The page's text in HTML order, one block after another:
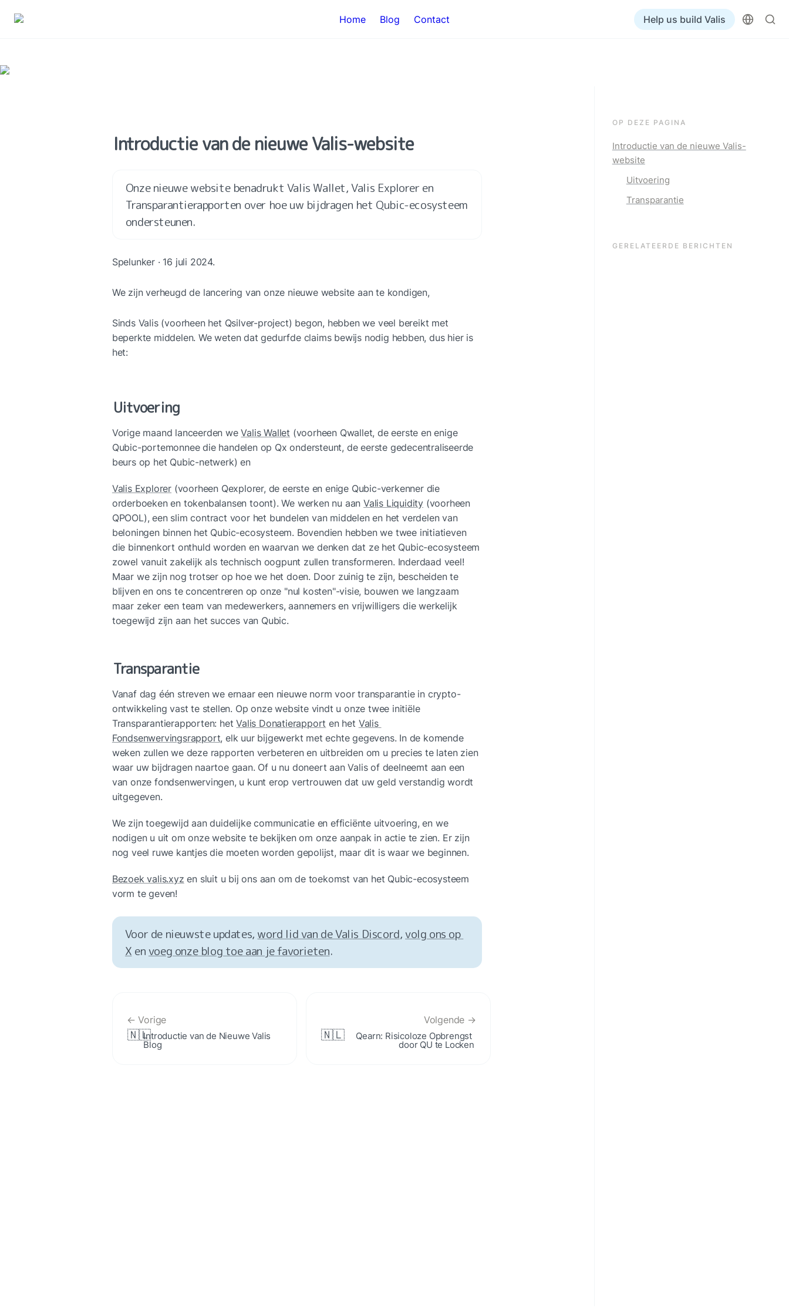
Home Blog Contact Help us build Valis
Introductie van de nieuwe Valis-website
Onze nieuwe website benadrukt Valis Wallet, Valis Explorer en
Transparantierapporten over hoe uw bijdragen het Qubic-ecosysteem
ondersteunen.
Spelunker · 16 juli 2024.
We zijn verheugd de lancering van onze nieuwe website aan te kondigen,
Sinds Valis (voorheen het Qsilver-project) begon, hebben we veel bereikt met
beperkte middelen. We weten dat gedurfde claims bewijs nodig hebben, dus hier is
het:
Uitvoering
Vorige maand lanceerden we Valis Wallet (voorheen Qwallet, de eerste en enige
Qubic-portemonnee die handelen op Qx ondersteunt, de eerste gedecentraliseerde
beurs op het Qubic-netwerk) en
Valis Explorer (voorheen Qexplorer, de eerste en enige Qubic-verkenner die
orderboeken en tokenbalansen toont). We werken nu aan Valis Liquidity (voorheen
QPOOL), een slim contract voor het bundelen van middelen en het verdelen van
beloningen binnen het Qubic-ecosysteem. Bovendien hebben we twee initiatieven
die binnenkort onthuld worden en waarvan we denken dat ze het Qubic-ecosysteem
zowel vanuit zakelijk als technisch oogpunt zullen transformeren. Inderdaad veel!
Maar we zijn nog trotser op hoe we het doen. Door zuinig te zijn, bescheiden te
blijven en ons te concentreren op onze "nul kosten"-visie, bouwen we langzaam
maar zeker een team van medewerkers, aannemers en vrijwilligers die werkelijk
toegewijd zijn aan het succes van Qubic.
Transparantie
Vanaf dag één streven we ernaar een nieuwe norm voor transparantie in crypto-
ontwikkeling vast te stellen. Op onze website vindt u onze twee initiële
Transparantierapporten: het Valis Donatierapport en het Valis
Fondsenwervingsrapport, elk uur bijgewerkt met echte gegevens. In de komende
weken zullen we deze rapporten verbeteren en uitbreiden om u precies te laten zien
waar uw bijdragen naartoe gaan. Of u nu doneert aan Valis of deelneemt aan een
van onze fondsenwervingen, u kunt erop vertrouwen dat uw geld verstandig wordt
uitgegeven.
We zijn toegewijd aan duidelijke communicatie en efficiënte uitvoering, en we
nodigen u uit om onze website te bekijken om onze aanpak in actie te zien. Er zijn
nog veel ruwe kantjes die moeten worden gepolijst, maar dit is waar we beginnen.
Bezoek valis.xyz en sluit u bij ons aan om de toekomst van het Qubic-ecosysteem
vorm te geven!
Voor de nieuwste updates, word lid van de Valis Discord, volg ons op
X en voeg onze blog toe aan je favorieten.
← Vorige
🇳🇱Introductie van de Nieuwe Valis
Blog
Volgende →
🇳🇱 Qearn: Risicoloze Opbrengst
door QU te Locken
OP DEZE PAGINA
Introductie van de nieuwe Valis-
website
Uitvoering
Transparantie
GERELATEERDE BERICHTEN